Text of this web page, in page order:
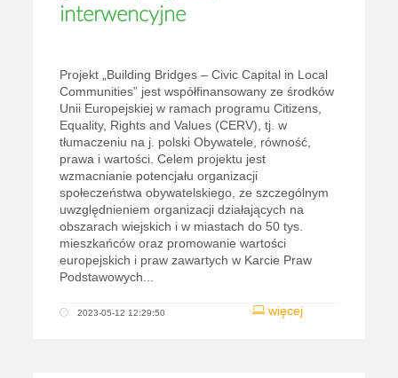
interwencyjne
Projekt „Building Bridges – Civic Capital in Local
Communities” jest współfinansowany ze środków
Unii Europejskiej w ramach programu Citizens,
Equality, Rights and Values (CERV), tj. w
tłumaczeniu na j. polski Obywatele, równość,
prawa i wartości. Celem projektu jest
wzmacnianie potencjału organizacji
społeczeństwa obywatelskiego, ze szczególnym
uwzględnieniem organizacji działających na
obszarach wiejskich i w miastach do 50 tys.
mieszkańców oraz promowanie wartości
europejskich i praw zawartych w Karcie Praw
Podstawowych...
więcej
2023-05-12 12:29:50